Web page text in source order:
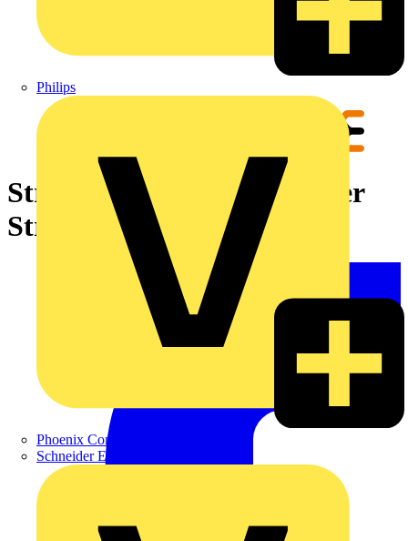
Philips
Phoenix Contact
Schneider Electric
Stromwandler, geschlossener
Stromwandler